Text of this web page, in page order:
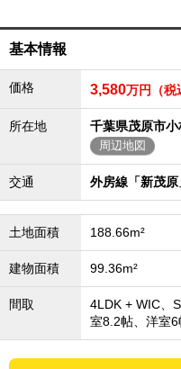
基本情報
価格 3,580万円（税
所在地 千葉県茂原市小
周辺地図
交通 外房線「新茂
土地面積 188.66m²
建物面積 99.36m²
間取
4LDK + WIC、
室8.2帖、洋室
エリアから物件検索
松戸･柏方面エリア
松戸･柏方面エリアの中古一戸建
松戸･柏方面エリアのマンション
松戸･柏方面エリアの土地
成田･銚子方面エリア
成田･銚子方面エリアの新築一戸
成田･銚子方面エリアの中古一戸
成田･銚子方面エリアのマンション
成田･銚子方面エリアの土地
四街道･佐倉･八千代方面エリ
四街道･佐倉･八千代方面エリアの
四街道･佐倉･八千代方面エリア